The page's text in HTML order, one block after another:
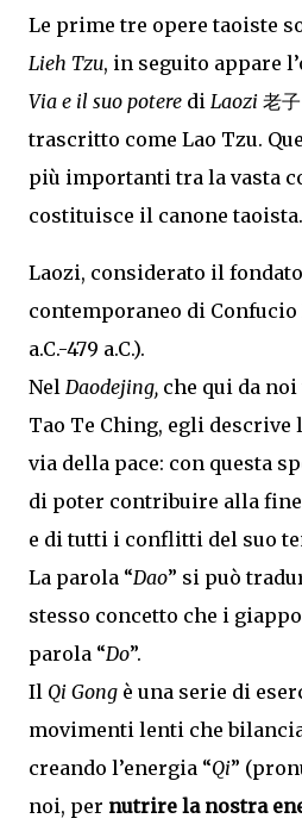
Le prime tre opere taoiste
Lieh Tzu, in seguito appare
Via e il suo potere di Laozi 老子
trascritto come Lao Tzu.
più importanti tra la vasta
costituisce il canone taoista.
Laozi, considerato il
contemporaneo di Confucio
a.C.-479 a.C.).
Nel Daodejing, che qui da
Tao Te Ching, egli descrive
via della pace: con questa
di poter contribuire alla
e di tutti i conflitti del suo
La parola “Dao” si può
stesso concetto che i
parola “Do”.
Il Qi Gong è una serie di
movimenti lenti che
creando l’energia “Qi”
noi, per nutrire la nostra